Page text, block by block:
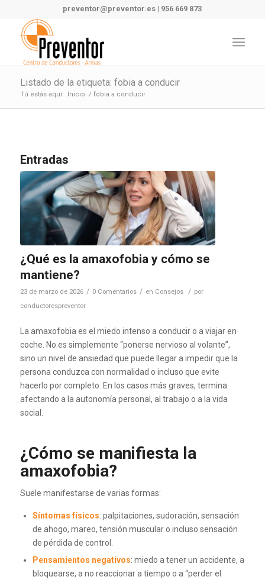
preventor@preventor.es | 956 669 873
Listado de la etiqueta: fobia a conducir
Tú estás aquí: Inicio / fobia a conducir
Entradas
¿Qué es la amaxofobia y cómo se
mantiene?
23 de marzo de 2026 / 0 Comentarios / en Consejos / por
conductorespreventor
La amaxofobia es el miedo intenso a conducir o a viajar en
coche. No es simplemente “ponerse nervioso al volante”,
sino un nivel de ansiedad que puede llegar a impedir que la
persona conduzca con normalidad o incluso que evite
hacerlo por completo. En los casos más graves, termina
afectando a la autonomía personal, al trabajo o a la vida
social.
¿Cómo se manifiesta la
amaxofobia?
Suele manifestarse de varias formas:
Síntomas físicos: palpitaciones, sudoración, sensación
de ahogo, mareo, tensión muscular o incluso sensación
de pérdida de control.
Pensamientos negativos: miedo a tener un accidente, a
bloquearse, a no reaccionar a tiempo o a “perder el